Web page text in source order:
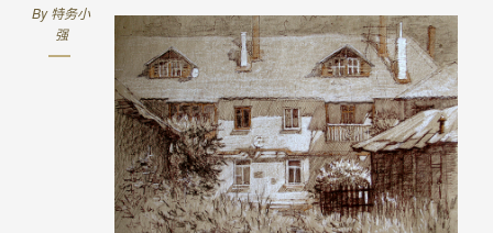
By特务小
强